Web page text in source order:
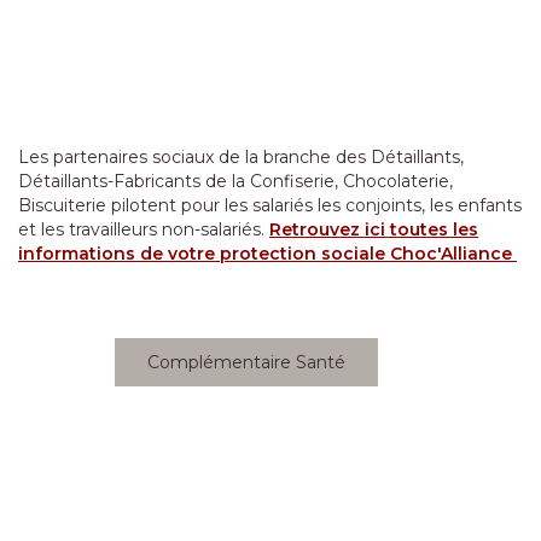
Les partenaires sociaux de la branche des Détaillants,
Détaillants-Fabricants de la Confiserie, Chocolaterie,
Biscuiterie pilotent pour les salariés les conjoints, les enfants
et les travailleurs non-salariés. Retrouvez ici toutes les
informations de votre protection sociale Choc'Alliance
Complémentaire Santé